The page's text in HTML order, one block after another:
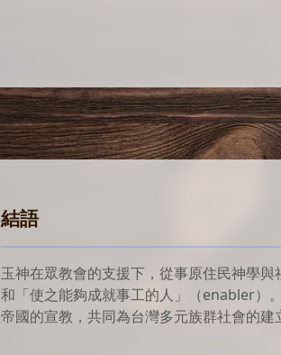
結語
玉神在眾教會的支援下，從事原住民神學
和「使之能夠成就事工的人」（enabler）
帝國的宣教，共同為台灣多元族群社會的建